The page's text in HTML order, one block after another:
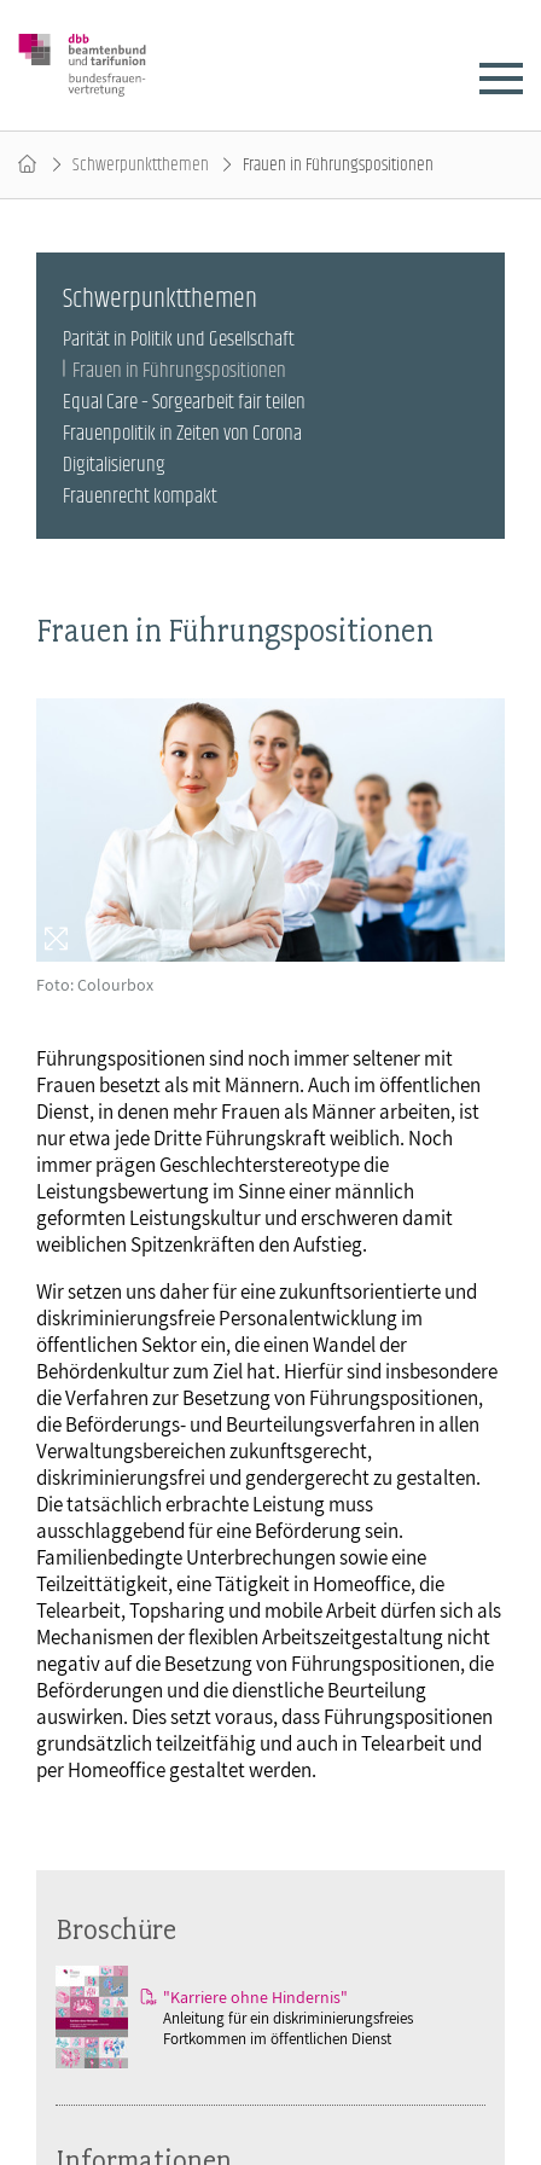
Schwerpunktthemen Frauen in Führungspositionen
Frauen in Führungspositionen
Foto: Colourbox
Führungspositionen sind noch immer seltener mit
Frauen besetzt als mit Männern. Auch im öffentlichen
Dienst, in denen mehr Frauen als Männer arbeiten, ist
nur etwa jede Dritte Führungskraft weiblich. Noch
immer prägen Geschlechterstereotype die
Leistungsbewertung im Sinne einer männlich
geformten Leistungskultur und erschweren damit
weiblichen Spitzenkräften den Aufstieg.
Wir setzen uns daher für eine zukunftsorientierte und
diskriminierungsfreie Personalentwicklung im
öffentlichen Sektor ein, die einen Wandel der
Behördenkultur zum Ziel hat. Hierfür sind insbesondere
die Verfahren zur Besetzung von Führungspositionen,
die Beförderungs- und Beurteilungsverfahren in allen
Verwaltungsbereichen zukunftsgerecht,
diskriminierungsfrei und gendergerecht zu gestalten.
Die tatsächlich erbrachte Leistung muss
ausschlaggebend für eine Beförderung sein.
Familienbedingte Unterbrechungen sowie eine
Teilzeittätigkeit, eine Tätigkeit in Homeoffice, die
Telearbeit, Topsharing und mobile Arbeit dürfen sich als
Mechanismen der flexiblen Arbeitszeitgestaltung nicht
negativ auf die Besetzung von Führungspositionen, die
Beförderungen und die dienstliche Beurteilung
auswirken. Dies setzt voraus, dass Führungspositionen
grundsätzlich teilzeitfähig und auch in Telearbeit und
per Homeoffice gestaltet werden.
Schwerpunktthemen
Parität in Politik und Gesellschaft
Frauen in Führungspositionen
Equal Care – Sorgearbeit fair teilen
Frauenpolitik in Zeiten von Corona
Digitalisierung
Frauenrecht kompakt
Broschüre
"Karriere ohne Hindernis"
Anleitung für ein diskriminierungsfreies
Fortkommen im öffentlichen Dienst